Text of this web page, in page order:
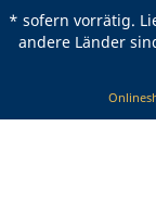
* sofern vorrätig.
andere Länder